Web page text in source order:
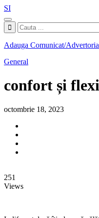
SI
Adauga Comunicat/
General
confort și
octombrie 18, 2023
251
Views